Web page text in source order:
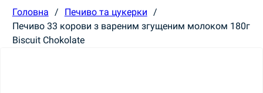
Головна / Печиво та цукерки /
Печиво 33 корови з вареним згущеним молоком 180г
Biscuit Chokolate